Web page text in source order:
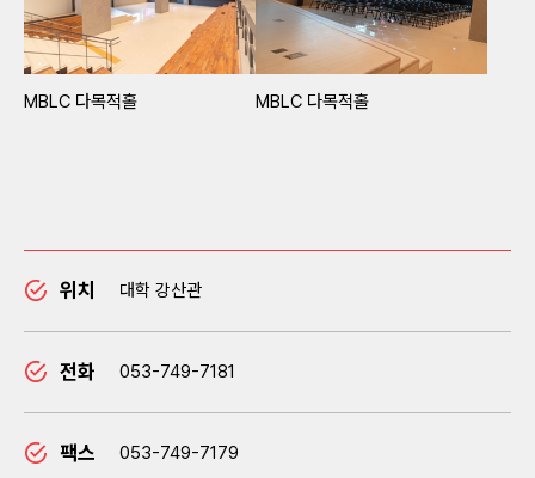
MBLC 다목적홀 MBLC 다목적홀
위치 대학 강산관
전화 053-749-7181
팩스 053-749-7179